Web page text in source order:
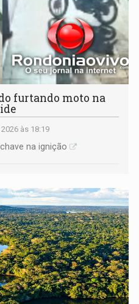
furtando moto na
às 18:19
na ignição